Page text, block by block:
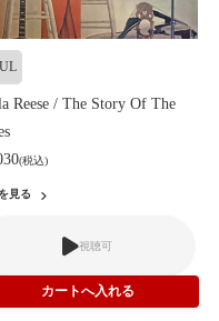
Reese / The Story Of The
(税込)
見る
視聴可